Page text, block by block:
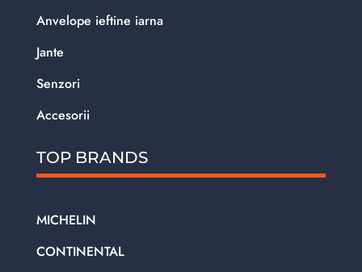
Anvelope ieftine iarna
Jante
Senzori
Accesorii
TOP BRANDS
MICHELIN
CONTINENTAL